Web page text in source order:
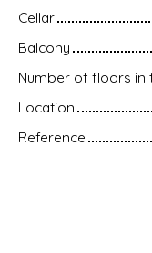
Cellar
Balcony
Number of floors in
Location
Reference